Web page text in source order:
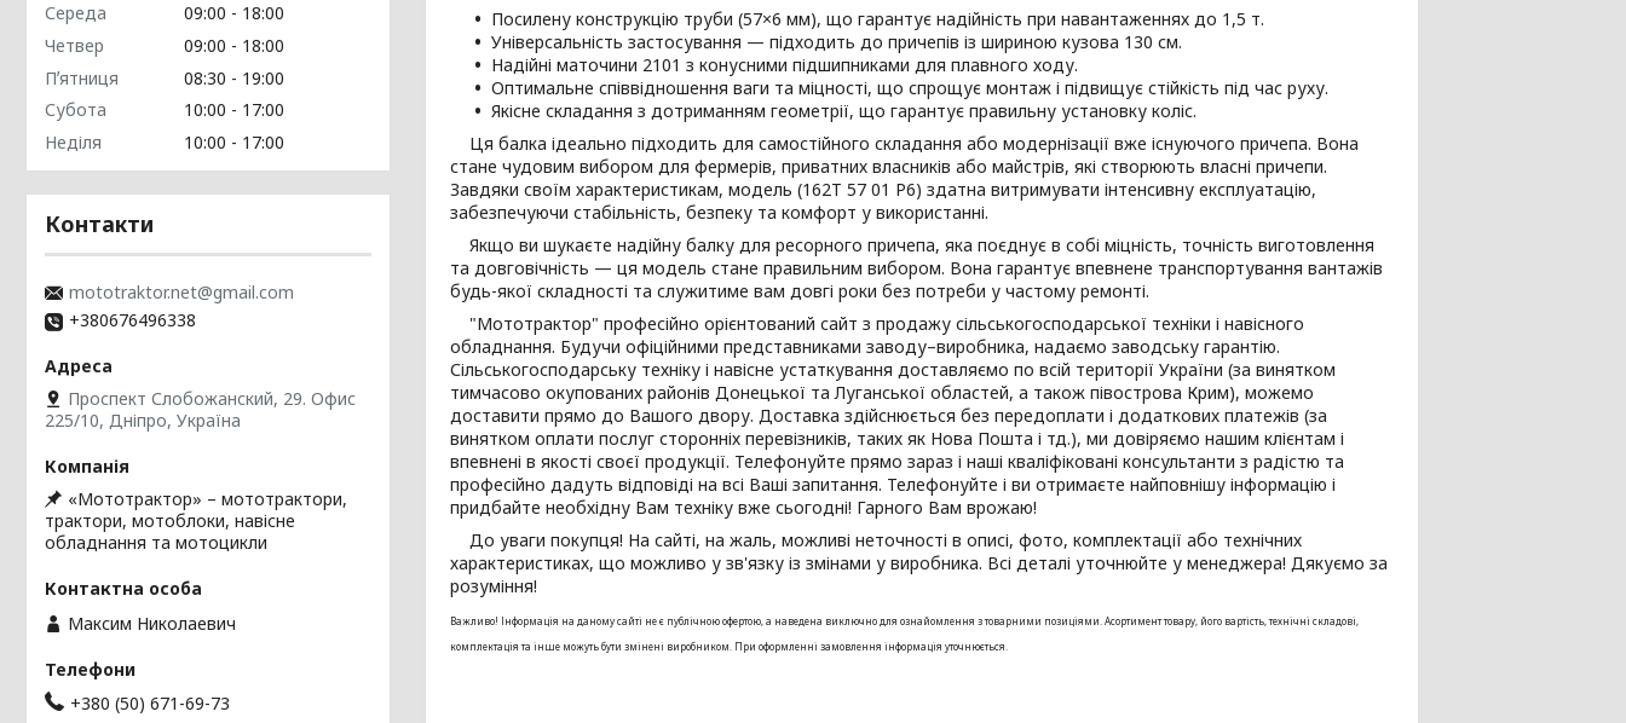
Посилену конструкцію труби (57×6 мм), що гарантує надійність при навантаженнях до 1,5 т.
Універсальність застосування — підходить до причепів із шириною кузова 130 см.
Надійні маточини 2101 з конусними підшипниками для плавного ходу.
Оптимальне співвідношення ваги та міцності, що спрощує монтаж і підвищує стійкість під час руху.
Якісне складання з дотриманням геометрії, що гарантує правильну установку коліс.
Ця балка ідеально підходить для самостійного складання або модернізації вже існуючого причепа. Вона
стане чудовим вибором для фермерів, приватних власників або майстрів, які створюють власні причепи.
Завдяки своїм характеристикам, модель (162Т 57 01 Р6) здатна витримувати інтенсивну експлуатацію,
забезпечуючи стабільність, безпеку та комфорт у використанні.
Якщо ви шукаєте надійну балку для ресорного причепа, яка поєднує в собі міцність, точність виготовлення
та довговічність — ця модель стане правильним вибором. Вона гарантує впевнене транспортування вантажів
будь-якої складності та служитиме вам довгі роки без потреби у частому ремонті.
"Мототрактор" професійно орієнтований сайт з продажу сільськогосподарської техніки і навісного
обладнання. Будучи офіційними представниками заводу–виробника, надаємо заводську гарантію.
Сільськогосподарську техніку і навісне устаткування доставляємо по всій території України (за винятком
тимчасово окупованих районів Донецької та Луганської областей, а також півострова Крим), можемо
доставити прямо до Вашого двору. Доставка здійснюється без передоплати і додаткових платежів (за
винятком оплати послуг сторонніх перевізників, таких як Нова Пошта і тд.), ми довіряємо нашим клієнтам і
впевнені в якості своєї продукції. Телефонуйте прямо зараз і наші кваліфіковані консультанти з радістю та
професійно дадуть відповіді на всі Ваші запитання. Телефонуйте і ви отримаєте найповнішу інформацію і
придбайте необхідну Вам техніку вже сьогодні! Гарного Вам врожаю!
До уваги покупця! На сайті, на жаль, можливі неточності в описі, фото, комплектації або технічних
характеристиках, що можливо у зв'язку із змінами у виробника. Всі деталі уточнюйте у менеджера! Дякуємо за
розуміння!
Важливо! Інформація на даному сайті не є публічною офертою, а наведена виключно для ознайомлення з товарними позиціями. Асортимент товару, його вартість, технічні складові,
комплектація та інше можуть бути змінені виробником. При оформленні замовлення інформація уточнюється.
Середа
09:00
18:00
Четвер
09:00
18:00
Пʼятниця
08:30
19:00
Субота
10:00
17:00
Неділя
10:00 17:00
Контакти
mototraktor.net@gmail.com
+380676496338
Проспект Слобожанский, 29. Офис
225/10, Дніпро, Україна
«Мототрактор» – мототрактори,
трактори, мотоблоки, навісне
обладнання та мотоцикли
Максим Николаевич
+380 (50) 671-69-73